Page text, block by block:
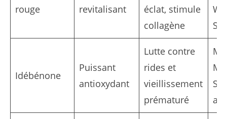
rouge
revitalisant
éclat, stimule
collagène
Idébénone
Puissant
antioxydant
Lutte contre
rides et
vieillissement
prématuré